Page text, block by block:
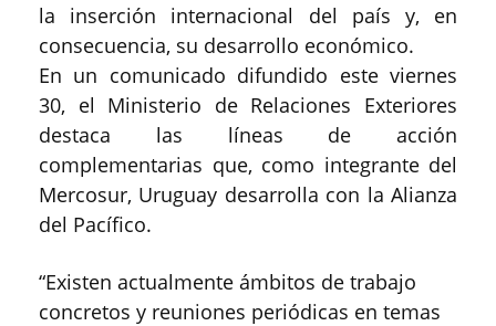
la inserción internacional del país y, en
consecuencia, su desarrollo económico.
En un comunicado difundido este viernes
30, el Ministerio de Relaciones Exteriores
destaca las líneas de acción
complementarias que, como integrante del
Mercosur, Uruguay desarrolla con la Alianza
del Pacífico.
“Existen actualmente ámbitos de trabajo
concretos y reuniones periódicas en temas